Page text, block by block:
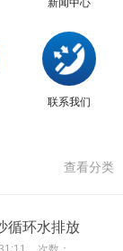
新闻中心
联系我们
查看分类
循环水排放